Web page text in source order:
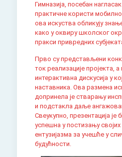
Гимназија, посебан
практичне користи
ова искуства обликују
како у оквиру школског
пракси привредних
Прво су представљени
ток реализације пројекта,
интерактивна дискусија у
наставника. Ова размена
допринела је стварању
и подстакла даље
Свеукупно, презентација је
успешна у постизању
ентузијазма за учешће у
будућности.